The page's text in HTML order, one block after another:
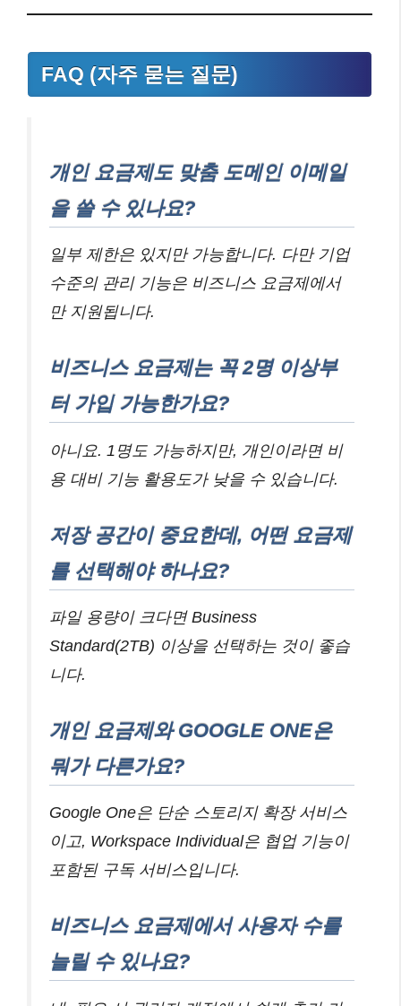
FAQ (자주 묻는 질문)
개인 요금제도 맞춤 도메인 이메일
을 쓸 수 있나요?
일부 제한은 있지만 가능합니다. 다만 기업
수준의 관리 기능은 비즈니스 요금제에서
만 지원됩니다.
비즈니스 요금제는 꼭 2명 이상부
터 가입 가능한가요?
아니요. 1명도 가능하지만, 개인이라면 비
용 대비 기능 활용도가 낮을 수 있습니다.
저장 공간이 중요한데, 어떤 요금제
를 선택해야 하나요?
파일 용량이 크다면 Business
Standard(2TB) 이상을 선택하는 것이 좋습
니다.
개인 요금제와 GOOGLE ONE은
뭐가 다른가요?
Google One은 단순 스토리지 확장 서비스
이고, Workspace Individual은 협업 기능이
포함된 구독 서비스입니다.
비즈니스 요금제에서 사용자 수를
늘릴 수 있나요?